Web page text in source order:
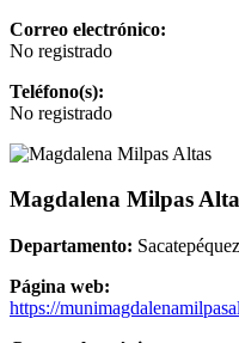
Correo electrónico:
No registrado
Teléfono(s):
No registrado
Magdalena Milpas
Departamento: Sacatepéquez
Página web:
https://